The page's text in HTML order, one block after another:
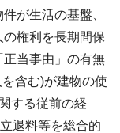
が生活の基盤、
権利を長期間保
当事由」の有無
含む)が建物の使
する従前の経
退料等を総合的